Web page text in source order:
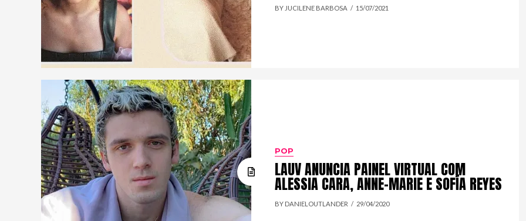
BY JUCILENE BARBOSA 15/07/2021
POP
LAUV ANUNCIA PAINEL VIRTUAL COM
ALESSIA CARA, ANNE-MARIE E SOFÍA REYES
BY DANIELOUTLANDER 29/04/2020